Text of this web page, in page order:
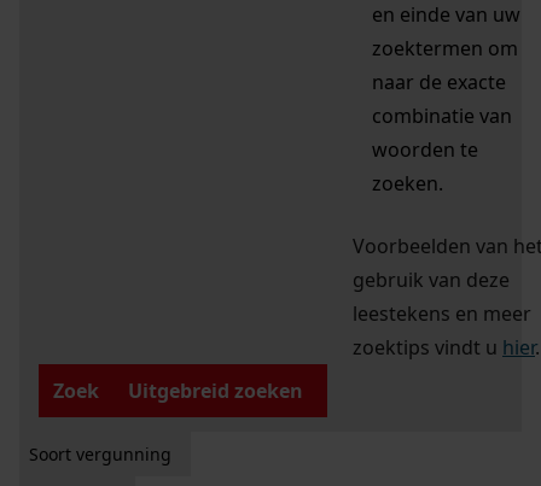
en einde van uw
zoektermen om
naar de exacte
combinatie van
woorden te
zoeken.
Voorbeelden van
gebruik van deze
leestekens en meer
zoektips vindt u hier.
Zoek
Uitgebreid zoeken
Soort vergunning